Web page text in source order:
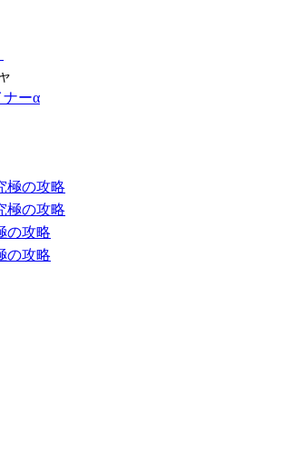
ナーα
極の攻略
極の攻略
の攻略
の攻略